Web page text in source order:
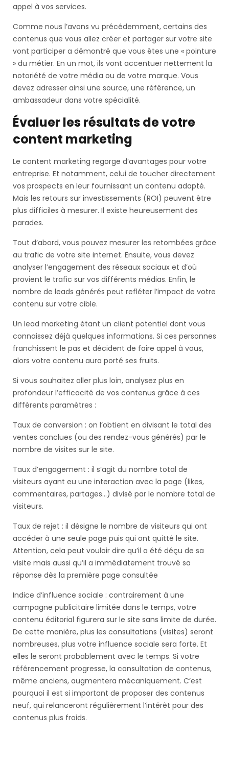
appel à vos services.
Comme nous l’avons vu précédemment, certains des
contenus que vous allez créer et partager sur votre site
vont participer a démontré que vous êtes une « pointure
» du métier. En un mot, ils vont accentuer nettement la
notoriété de votre média ou de votre marque. Vous
devez adresser ainsi une source, une référence, un
ambassadeur dans votre spécialité.
Évaluer les résultats de votre
content marketing
Le content marketing regorge d’avantages pour votre
entreprise. Et notamment, celui de toucher directement
vos prospects en leur fournissant un contenu adapté.
Mais les retours sur investissements (ROI) peuvent être
plus difficiles à mesurer. Il existe heureusement des
parades.
Tout d’abord, vous pouvez mesurer les retombées grâce
au trafic de votre site internet. Ensuite, vous devez
analyser l’engagement des réseaux sociaux et d’où
provient le trafic sur vos différents médias. Enfin, le
nombre de leads générés peut refléter l’impact de votre
contenu sur votre cible.
Un lead marketing étant un client potentiel dont vous
connaissez déjà quelques informations. Si ces personnes
franchissent le pas et décident de faire appel à vous,
alors votre contenu aura porté ses fruits.
Si vous souhaitez aller plus loin, analysez plus en
profondeur l’efficacité de vos contenus grâce à ces
différents paramètres :
Taux de conversion : on l’obtient en divisant le total des
ventes conclues (ou des rendez-vous générés) par le
nombre de visites sur le site.
Taux d’engagement : il s’agit du nombre total de
visiteurs ayant eu une interaction avec la page (likes,
commentaires, partages…) divisé par le nombre total de
visiteurs.
Taux de rejet : il désigne le nombre de visiteurs qui ont
accéder à une seule page puis qui ont quitté le site.
Attention, cela peut vouloir dire qu’il a été déçu de sa
visite mais aussi qu’il a immédiatement trouvé sa
réponse dès la première page consultée
Indice d’influence sociale : contrairement à une
campagne publicitaire limitée dans le temps, votre
contenu éditorial figurera sur le site sans limite de durée.
De cette manière, plus les consultations (visites) seront
nombreuses, plus votre influence sociale sera forte. Et
elles le seront probablement avec le temps. Si votre
référencement progresse, la consultation de contenus,
même anciens, augmentera mécaniquement. C’est
pourquoi il est si important de proposer des contenus
neuf, qui relanceront régulièrement l’intérêt pour des
contenus plus froids.